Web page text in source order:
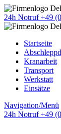
24h Notruf +49
Startseite
Kranarbeit
Transport
Werkstatt
Einsätze
Navigation/Menü
24h Notruf +49